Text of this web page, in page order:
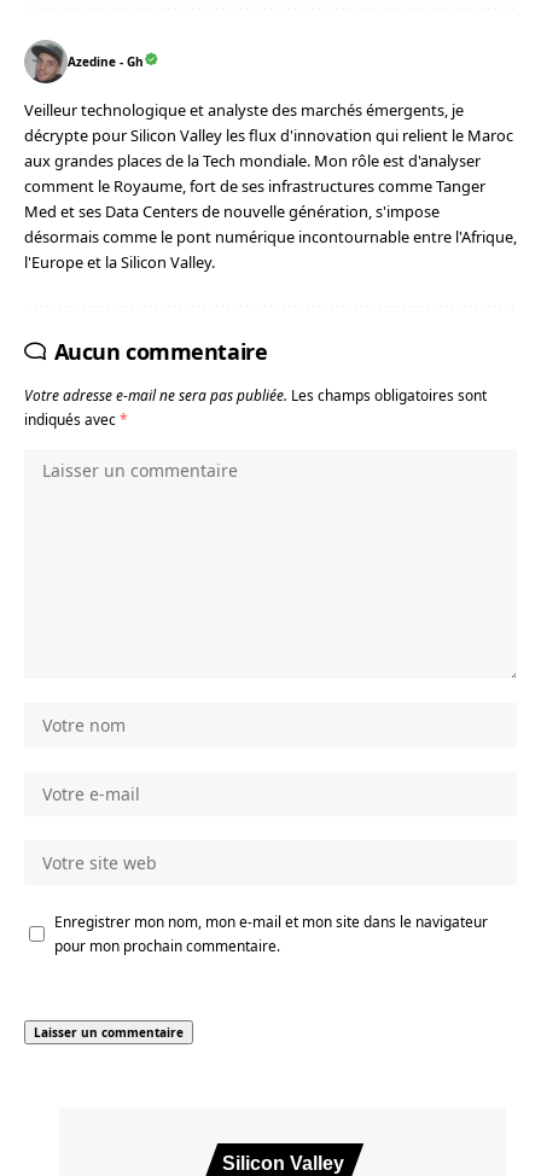
Azedine - Gh
Veilleur technologique et analyste des marchés émergents, je
décrypte pour Silicon Valley les flux d'innovation qui relient le Maroc
aux grandes places de la Tech mondiale. Mon rôle est d'analyser
comment le Royaume, fort de ses infrastructures comme Tanger
Med et ses Data Centers de nouvelle génération, s'impose
désormais comme le pont numérique incontournable entre l'Afrique,
l'Europe et la Silicon Valley.
Aucun commentaire
Votre adresse e-mail ne sera pas publiée. Les champs obligatoires sont
indiqués avec*
Enregistrer mon nom, mon e-mail et mon site dans le navigateur
pour mon prochain commentaire.
Silicon Valley